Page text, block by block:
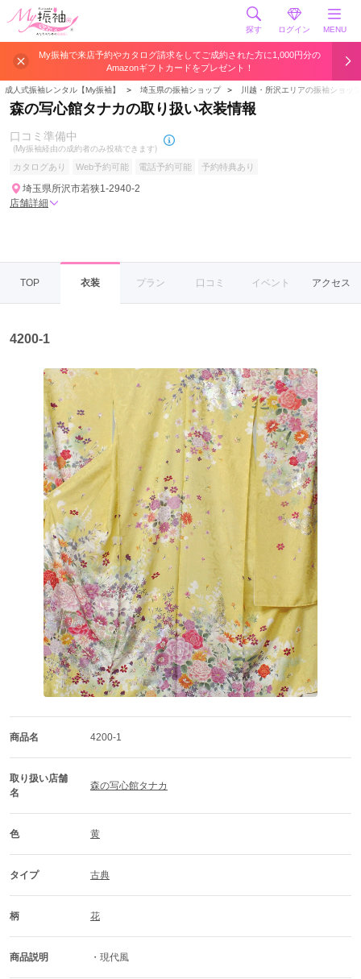
探す ログイン MENU
My振袖で来店予約やカタログ請求をしてご成約された方に1,000円分の
Amazonギフトカードをプレゼント！
成人式振袖レンタル【My振袖】 ＞ 埼玉県の振袖ショップ ＞ 川越・所沢エリアの振袖ショップ
森の写心館タナカの取り扱い衣装情報
口コミ準備中
(My振袖経由の成約者のみ投稿できます)
カタログあり Web予約可能 電話予約可能 予約特典あり
埼玉県所沢市若狭1-2940-2
店舗詳細
TOP 衣装 プラン 口コミ イベント アクセス
4200-1
商品名 4200-1
取り扱い店舗
名
森の写心館タナカ
色 黄
タイプ 古典
柄 花
商品説明 ・現代風